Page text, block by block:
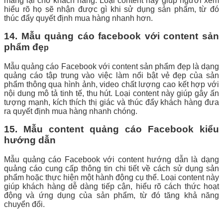
hiểu rõ họ sẽ nhận được gì khi sử dụng sản phẩm, từ đó
thúc đẩy quyết định mua hàng nhanh hơn.
14. Mẫu quảng cáo facebook với content sản
phẩm đẹp
Mẫu quảng cáo Facebook với content sản phẩm đẹp là dạng
quảng cáo tập trung vào việc làm nổi bật vẻ đẹp của sản
phẩm thông qua hình ảnh, video chất lượng cao kết hợp với
nội dung mô tả tinh tế, thu hút. Loại content này giúp gây ấn
tượng mạnh, kích thích thị giác và thúc đẩy khách hàng đưa
ra quyết định mua hàng nhanh chóng.
15. Mẫu content quảng cáo Facebook kiểu
hướng dẫn
Mẫu quảng cáo Facebook với content hướng dẫn là dạng
quảng cáo cung cấp thông tin chi tiết về cách sử dụng sản
phẩm hoặc thực hiện một hành động cụ thể. Loại content này
giúp khách hàng dễ dàng tiếp cận, hiểu rõ cách thức hoạt
động và ứng dụng của sản phẩm, từ đó tăng khả năng
chuyển đổi.